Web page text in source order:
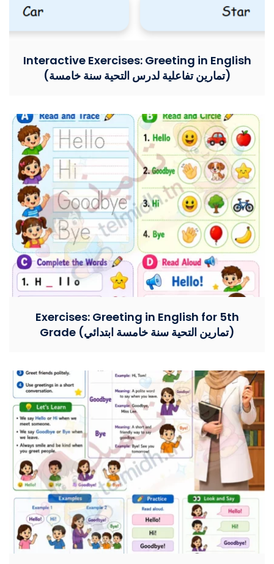
Interactive Exercises: Greeting in English
(تمارين تفاعلية لدرس التحية سنة خامسة)
Exercises: Greeting in English for 5th
Grade (تمارين التحية سنة خامسة ابتدائي)